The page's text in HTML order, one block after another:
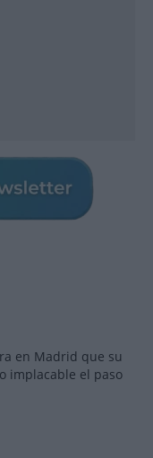
en Madrid que su
implacable el paso